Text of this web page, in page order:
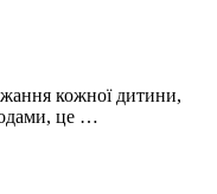
кожної дитини,
це …